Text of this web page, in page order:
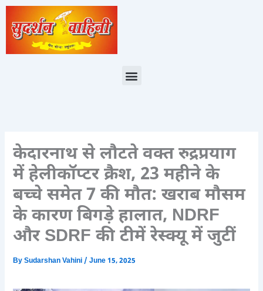
Skip
content
Menu
केदारनाथ से लौटते वक्त रुद्रप्रयाग
में हेलीकॉप्टर क्रैश, 23 महीने के
बच्चे समेत 7 की मौत: खराब मौसम
के कारण बिगड़े हालात, NDRF
और SDRF की टीमें रेस्क्यू में जुटीं
BySudarshan Vahini/June 15, 2025